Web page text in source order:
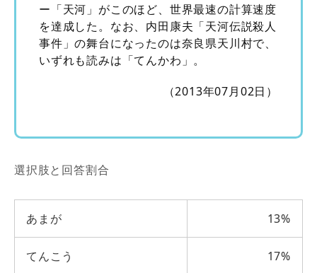
ー「天河」がこのほど、世界最速の計算速度
を達成した。なお、内田康夫「天河伝説殺人
事件」の舞台になったのは奈良県天川村で、
いずれも読みは「てんかわ」。
（2013年07月02日）
選択肢と回答割合
あまが 13%
てんこう 17%